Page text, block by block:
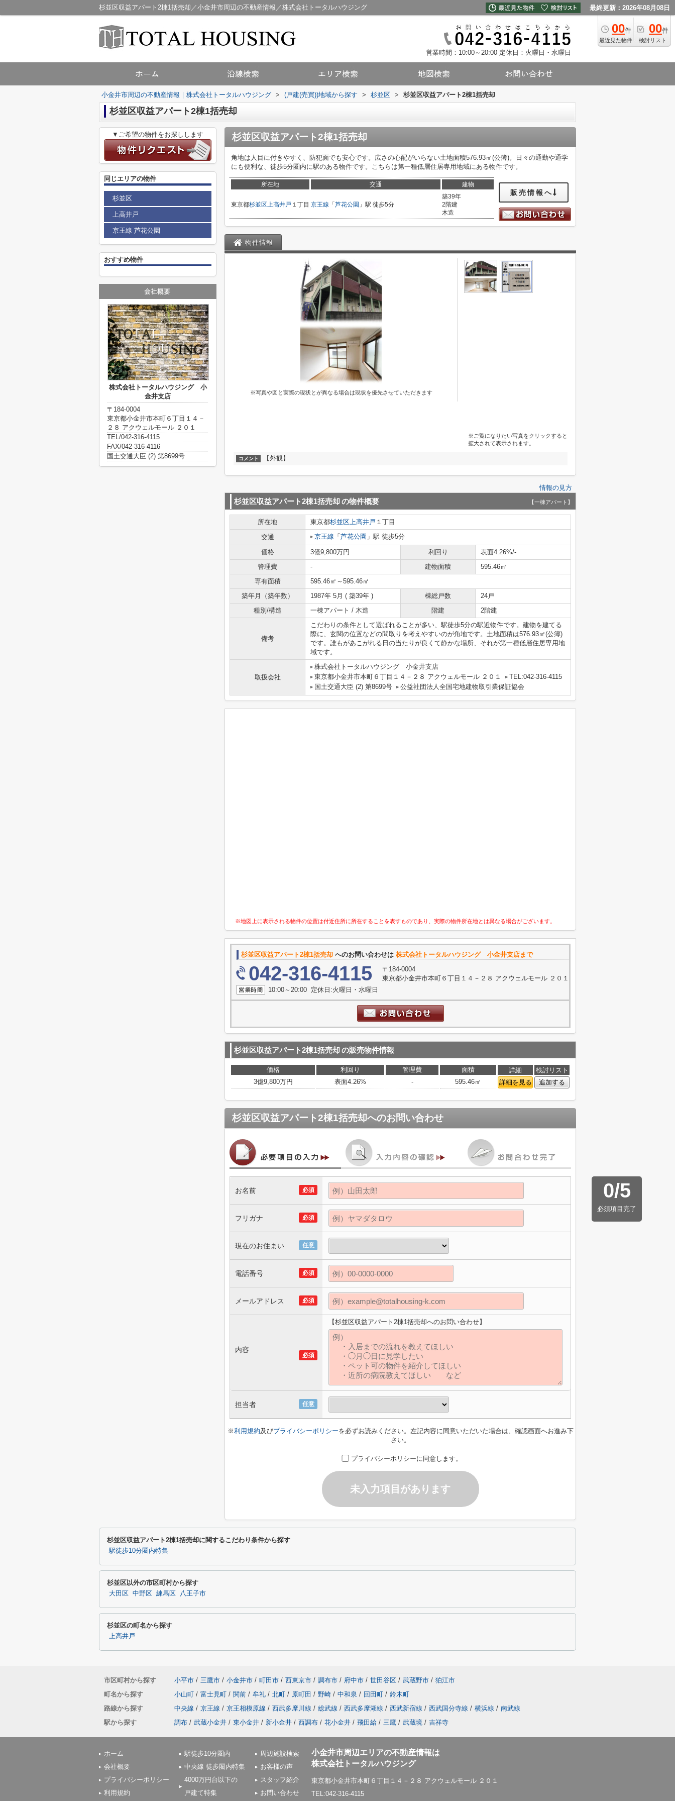
杉並区収益アパート2棟1括売却／小金井市周辺の不動産情報／株式会社トータルハウジング 最終更新：2026年08月08日
00件
最近見た物件
00件
検討リスト
営業時間：10:00～20:00 定休日：火曜日・水曜日
小金井市周辺の不動産情報｜株式会社トータルハウジング > (戸建(売買))地域から探す > 杉並区 > 杉並区収益アパート2棟1括売却
杉並区収益アパート2棟1括売却
杉並区収益アパート2棟1括売却
角地は人目に付きやすく、防犯面でも安心です。広さの心配がいらない土地面積576.93㎡(公簿)。日々の通勤や通学
にも便利な、徒歩5分圏内に駅のある物件です。こちらは第一種低層住居専用地域にある物件です。
所在地 交通 建物
東京都杉並区上高井戸 １丁目 京王線 「 芦花公園 」駅 徒歩5分
築39年
2階建
木造
販売情報へ
物件情報
※写真や図と実際の現状とが異なる場合は現状を優先させていただきます
※ご覧になりたい写真をクリックすると
拡大されて表示されます。
コメント 【外観】
情報の見方
杉並区収益アパート2棟1括売却 の物件概要 【一棟アパート】
所在地 東京都杉並区上高井戸 １丁目
交通
京王線 「 芦花公園 」駅 徒歩5分
価格 3億9,800万円 利回り
表面4.26%/-
管理費
- 建物面積
595.46㎡
専有面積
595.46㎡～595.46㎡
築年月（築年数）
1987年 5月 ( 築39年 ) 棟総戸数
24戸
種別/構造
一棟アパート / 木造 階建 2階建
備考
こだわりの条件として選ばれることが多い、駅徒歩5分の駅近物件です。建物を建てる
際に、玄関の位置などの間取りを考えやすいのが角地です。土地面積は576.93㎡(公簿)
です。誰もがあこがれる日の当たりが良くて静かな場所、それが第一種低層住居専用地
域です。
取扱会社
株式会社トータルハウジング 小金井支店
東京都小金井市本町６丁目１４－２８ アクウェルモール ２０１
TEL:042-316-4115
国土交通大臣 (2) 第8699号
公益社団法人全国宅地建物取引業保証協会
※地図上に表示される物件の位置は付近住所に所在することを表すものであり、実際の物件所在地とは異なる場合がございます。
杉並区収益アパート2棟1括売却 へのお問い合わせは 株式会社トータルハウジング 小金井支店まで
042-316-4115
〒184-0004
東京都小金井市本町６丁目１４－２８ アクウェルモール ２０１
10:00～20:00 定休日:火曜日・水曜日
杉並区収益アパート2棟1括売却 の販売物件情報
価格 利回り 管理費 面積 詳細
検討リスト
3億9,800万円
表面4.26% - 595.46㎡ 詳細を見る 追加する
杉並区収益アパート2棟1括売却へのお問い合わせ
0/5
必須項目完了
必須
お名前
必須
フリガナ
任意
現在のお住まい
必須
電話番号
必須
メールアドレス
必須
内容
【杉並区収益アパート2棟1括売却へのお問い合わせ】
任意
担当者
※利用規約及びプライバシーポリシーを必ずお読みください。左記内容に同意いただいた場合は、確認画面へお進み下
さい。
プライバシーポリシーに同意します。
未入力項目があります
▼ご希望の物件をお探しします
同じエリアの物件
杉並区
上高井戸
京王線 芦花公園
おすすめ物件
株式会社トータルハウジング 小
金井支店
〒184-0004
東京都小金井市本町６丁目１４－
２８ アクウェルモール ２０１
TEL/042-316-4115
FAX/042-316-4116
国土交通大臣 (2) 第8699号
杉並区収益アパート2棟1括売却に関するこだわり条件から探す
駅徒歩10分圏内特集
杉並区以外の市区町村から探す
大田区 中野区 練馬区 八王子市
杉並区の町名から探す
上高井戸
市区町村から探す 小平市 / 三鷹市 / 小金井市 / 町田市 / 西東京市 / 調布市 / 府中市 / 世田谷区 / 武蔵野市 / 狛江市
町名から探す
小山町 / 富士見町 / 関前 / 牟礼 / 北町 / 原町田 / 野崎 / 中和泉 / 回田町 / 鈴木町
路線から探す
中央線 / 京王線 / 京王相模原線 / 西武多摩川線 / 総武線 / 西武多摩湖線 / 西武新宿線 / 西武国分寺線 / 横浜線 / 南武線
駅から探す
調布 / 武蔵小金井 / 東小金井 / 新小金井 / 西調布 / 花小金井 / 飛田給 / 三鷹 / 武蔵境 / 吉祥寺
ホーム
会社概要
プライバシーポリシー
利用規約
駅徒歩10分圏内
中央線 徒歩圏内特集
4000万円台以下の
戸建て特集
周辺施設検索
お客様の声
スタッフ紹介
お問い合わせ
小金井市周辺エリアの不動産情報は
株式会社トータルハウジング
東京都小金井市本町６丁目１４－２８ アクウェルモール ２０１
TEL:042-316-4115